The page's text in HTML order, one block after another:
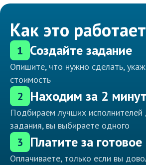
Как это
1 Создайте задание
Опишите, что нужно сделать,
стоимость
2 Находим за 2
Подбираем лучших исполнителей
задания, вы выбираете одного
3 Платите за готовое
Оплачиваете, только если вы